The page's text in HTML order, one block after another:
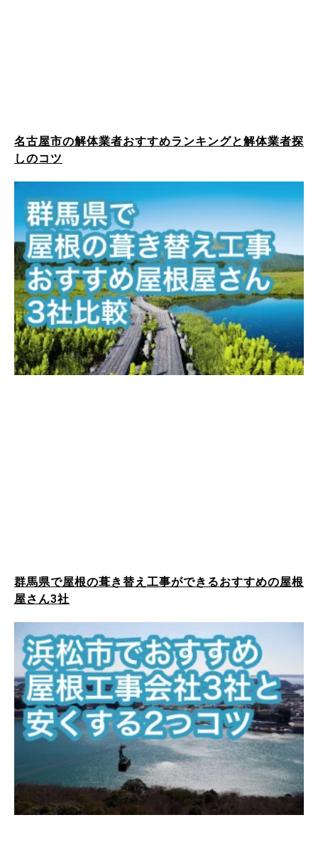
名古屋市の解体業者おすすめランキングと解体業者探
しのコツ
群馬県で屋根の葺き替え工事ができるおすすめの屋根
屋さん3社